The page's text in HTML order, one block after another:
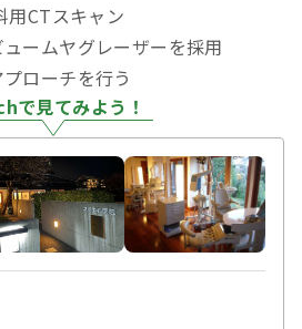
用CTスキャン
ームヤグレーザーを採用
ローチを行う
で見てみよう！